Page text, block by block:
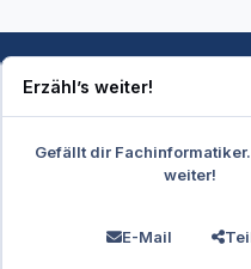
Erzähl’s weiter!
Gefällt dir
weiter!
E-Mail